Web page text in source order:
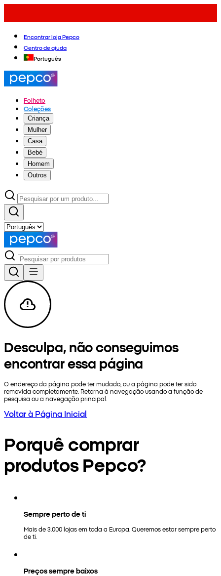
Encontrar loja Pepco
Centro de ajuda
Português
Folheto
Coleções
Criança
Mulher
Casa
Bebé
Homem
Outros
Desculpa, não conseguimos
encontrar essa página
O endereço da página pode ter mudado, ou a página pode ter sido
removida completamente. Retorna à navegação usando a função de
pesquisa ou a navegação principal.
Voltar à Página Inicial
Porquê comprar
produtos Pepco?
Sempre perto de ti
Mais de 3.000 lojas em toda a Europa. Queremos estar sempre perto
de ti.
Preços sempre baixos